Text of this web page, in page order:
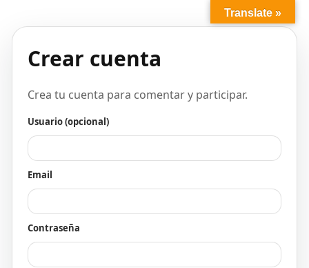
Crear cuenta
Crea tu cuenta para comentar y participar.
Usuario (opcional)
Email
Contraseña
Translate »